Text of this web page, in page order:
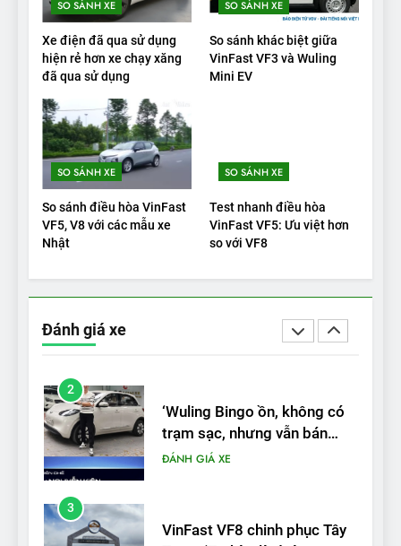
SO SÁNH XE
Xe điện đã qua sử dụng
hiện rẻ hơn xe chạy xăng
đã qua sử dụng
SO SÁNH XE
So sánh khác biệt giữa
VinFast VF3 và Wuling
Mini EV
SO SÁNH XE
So sánh điều hòa VinFast
VF5, V8 với các mẫu xe
Nhật
SO SÁNH XE
Test nhanh điều hòa
VinFast VF5: Ưu việt hơn
so với VF8
Đánh giá xe
20
Đánh giá: Người đam mê xe
điện Hyundai Ioniq 5 N 2025
1
Xe tốt nhất để mua năm
2025: Green Car Reports
nêu tên 5 người vào chung
kết – Mỹ
ĐÁNH GIÁ XE
‘Wuling Bingo ồn, không có
trạm sạc, nhưng vẫn bán
được nếu biết cách’
3
VinFast VF8 chinh phục Tây
Tạng: ‘Tự hào là đoàn xe
điện Việt Nam đầu tiên lăn
ĐÁNH GIÁ XE
4
Nội thất, thiết kế và tính năng